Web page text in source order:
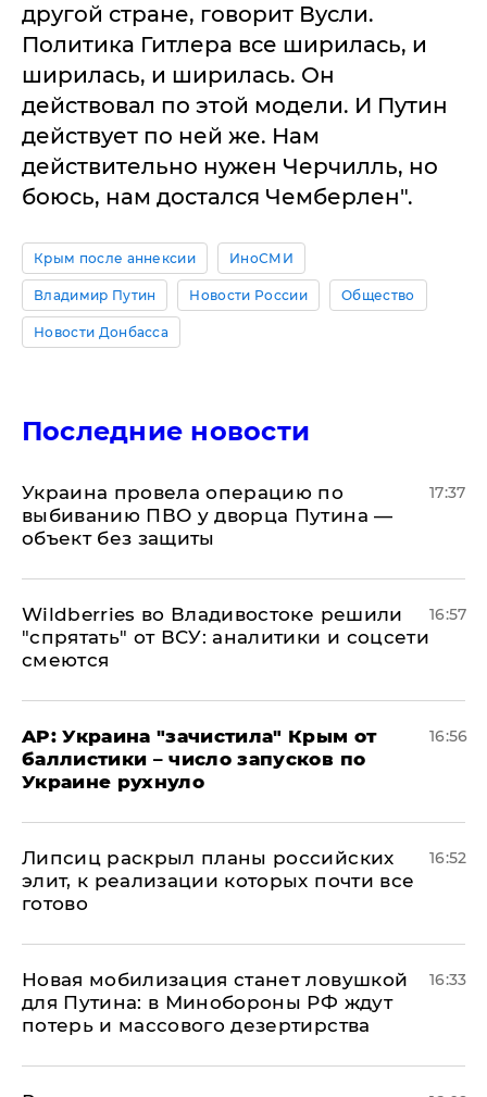
другой стране, говорит Вусли.
Политика Гитлера все ширилась, и
ширилась, и ширилась. Он
действовал по этой модели. И Путин
действует по ней же. Нам
действительно нужен Черчилль, но
боюсь, нам достался Чемберлен".
Крым после аннексии ИноСМИ
Владимир Путин Новости России Общество
Новости Донбасса
Последние новости
Украина провела операцию по
выбиванию ПВО у дворца Путина —
объект без защиты
17:37
Wildberries во Владивостоке решили
"спрятать" от ВСУ: аналитики и соцсети
смеются
16:57
AP: Украина "зачистила" Крым от
баллистики – число запусков по
Украине рухнуло
16:56
Липсиц раскрыл планы российских
элит, к реализации которых почти все
готово
16:52
​Новая мобилизация станет ловушкой
для Путина: в Минобороны РФ ждут
потерь и массового дезертирства
16:33